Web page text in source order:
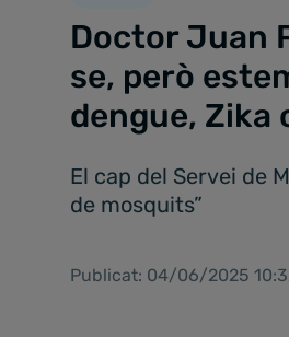
Doctor Juan
se, però
dengue, Zika
El cap del Servei de
de mosquits”
Publicat: 04/06/2025